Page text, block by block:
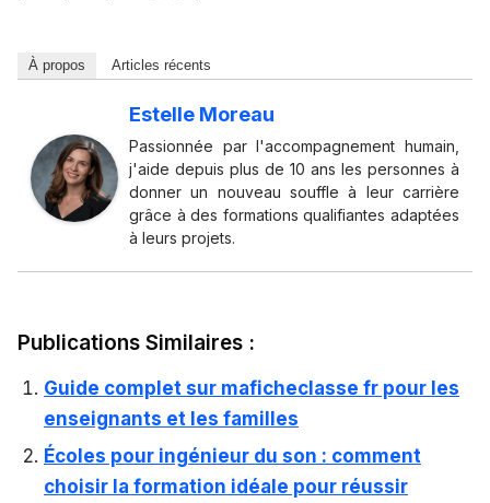
À propos Articles récents
Estelle Moreau
Passionnée par l'accompagnement humain,
j'aide depuis plus de 10 ans les personnes à
donner un nouveau souffle à leur carrière
grâce à des formations qualifiantes adaptées
à leurs projets.
Publications Similaires :
Guide complet sur maficheclasse fr pour les
enseignants et les familles
Écoles pour ingénieur du son : comment
choisir la formation idéale pour réussir